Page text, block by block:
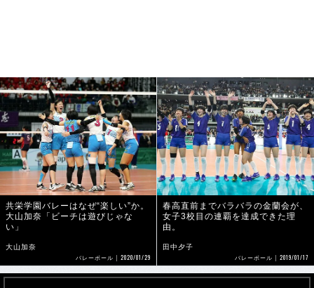
共栄学園バレーはなぜ“楽しい”か。
大山加奈「ビーチは遊びじゃな
い」
大山加奈
バレーボール 2020/01/29
春高直前までバラバラの金蘭会が、
女子3校目の連覇を達成できた理
由。
田中夕子
バレーボール 2019/01/17